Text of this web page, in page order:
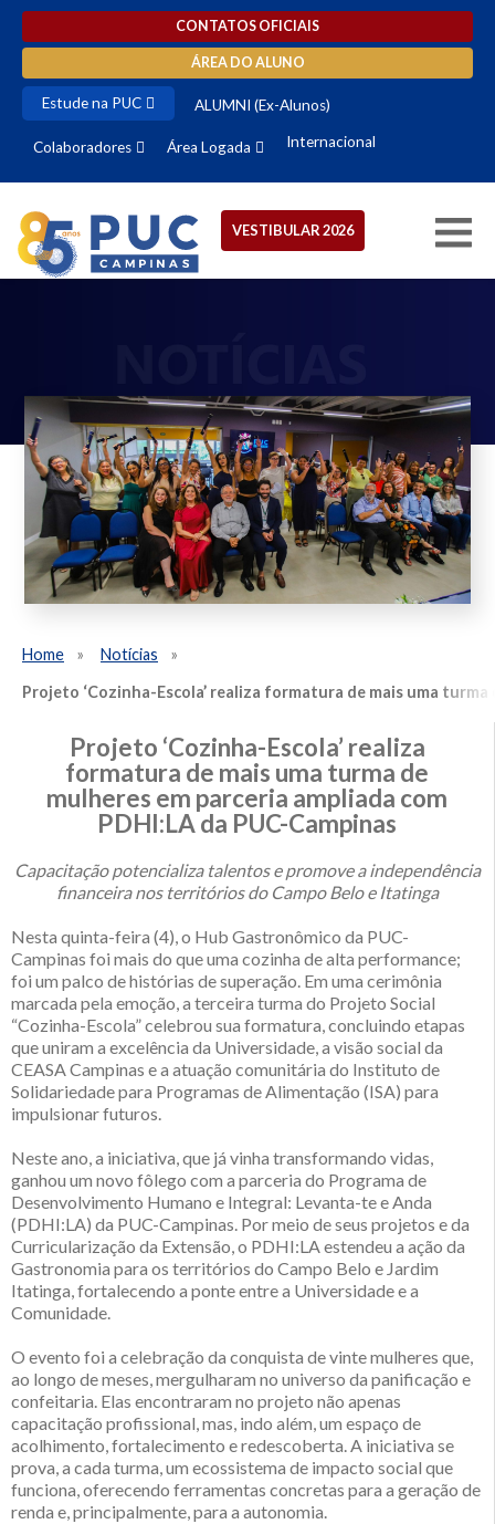
CONTATOS OFICIAIS
ÁREA DO ALUNO
Estude na PUC ALUMNI (Ex-Alunos)
Colaboradores Área Logada Internacional
VESTIBULAR 2026
Home
Notícias
Projeto ‘Cozinha-Escola’ realiza formatura de mais uma turma
Projeto ‘Cozinha-Escola’ realiza
formatura de mais uma turma de
mulheres em parceria ampliada com
PDHI:LA da PUC-Campinas
Capacitação potencializa talentos e promove a independência
financeira nos territórios do Campo Belo e Itatinga
Nesta quinta-feira (4), o Hub Gastronômico da PUC-
Campinas foi mais do que uma cozinha de alta performance;
foi um palco de histórias de superação. Em uma cerimônia
marcada pela emoção, a terceira turma do Projeto Social
“Cozinha-Escola” celebrou sua formatura, concluindo etapas
que uniram a excelência da Universidade, a visão social da
CEASA Campinas e a atuação comunitária do Instituto de
Solidariedade para Programas de Alimentação (ISA) para
impulsionar futuros.
Neste ano, a iniciativa, que já vinha transformando vidas,
ganhou um novo fôlego com a parceria do Programa de
Desenvolvimento Humano e Integral: Levanta-te e Anda
(PDHI:LA) da PUC-Campinas. Por meio de seus projetos e da
Curricularização da Extensão, o PDHI:LA estendeu a ação da
Gastronomia para os territórios do Campo Belo e Jardim
Itatinga, fortalecendo a ponte entre a Universidade e a
Comunidade.
O evento foi a celebração da conquista de vinte mulheres que,
ao longo de meses, mergulharam no universo da panificação e
confeitaria. Elas encontraram no projeto não apenas
capacitação profissional, mas, indo além, um espaço de
acolhimento, fortalecimento e redescoberta. A iniciativa se
prova, a cada turma, um ecossistema de impacto social que
funciona, oferecendo ferramentas concretas para a geração de
renda e, principalmente, para a autonomia.